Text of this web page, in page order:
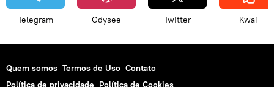
Telegram Odysee Twitter Kwai
Quem somos Termos de Uso Contato
Política de privacidade Política de Cookies